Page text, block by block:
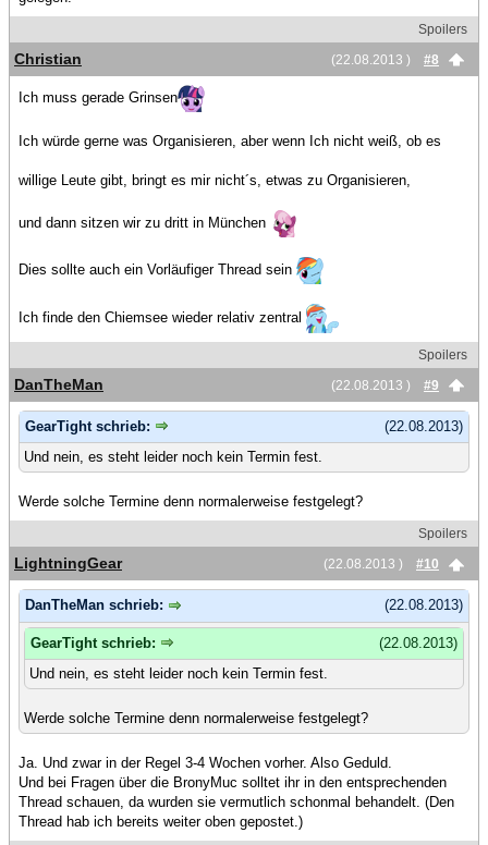
Spoilers
(22.08.2013 )
#8
Christian
Ich muss gerade Grinsen
Ich würde gerne was Organisieren, aber wenn Ich nicht weiß, ob es
willige Leute gibt, bringt es mir nicht´s, etwas zu Organisieren,
und dann sitzen wir zu dritt in München
Dies sollte auch ein Vorläufiger Thread sein
Ich finde den Chiemsee wieder relativ zentral
Spoilers
(22.08.2013 )
#9
DanTheMan
(22.08.2013)
GearTight schrieb:
Und nein, es steht leider noch kein Termin fest.
Werde solche Termine denn normalerweise festgelegt?
Spoilers
(22.08.2013 )
#10
LightningGear
(22.08.2013)
DanTheMan schrieb:
(22.08.2013)
GearTight schrieb:
Und nein, es steht leider noch kein Termin fest.
Werde solche Termine denn normalerweise festgelegt?
Ja. Und zwar in der Regel 3-4 Wochen vorher. Also Geduld.
Und bei Fragen über die BronyMuc solltet ihr in den entsprechenden
Thread schauen, da wurden sie vermutlich schonmal behandelt. (Den
Thread hab ich bereits weiter oben gepostet.)